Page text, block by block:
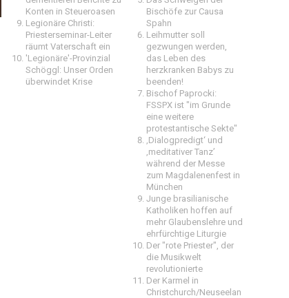
Konten in Steueroasen
Legionäre Christi:
Priesterseminar-Leiter
räumt Vaterschaft ein
'Legionäre'-Provinzial
Schöggl: Unser Orden
überwindet Krise
Bischöfe zur Causa
Spahn
Leihmutter soll
gezwungen werden,
das Leben des
herzkranken Babys zu
beenden!
Bischof Paprocki:
FSSPX ist "im Grunde
eine weitere
protestantische Sekte"
‚Dialogpredigt‘ und
‚meditativer Tanz’
während der Messe
zum Magdalenenfest in
München
Junge brasilianische
Katholiken hoffen auf
mehr Glaubenslehre und
ehrfürchtige Liturgie
Der "rote Priester", der
die Musikwelt
revolutionierte
Der Karmel in
Christchurch/Neuseelan